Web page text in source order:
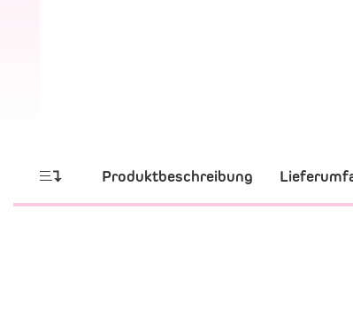
Produktbeschreibung